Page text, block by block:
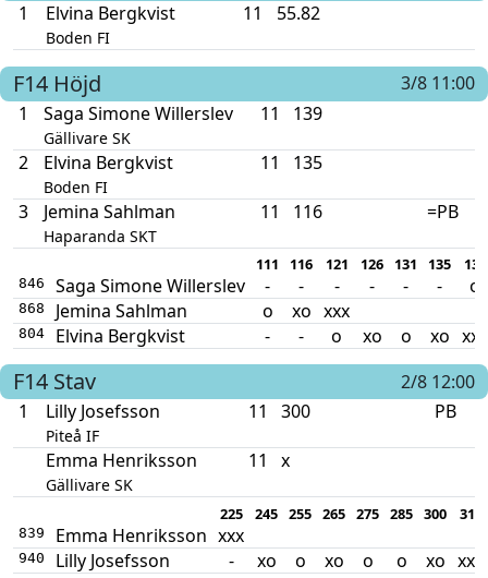
1
Elvina Bergkvist
Boden FI
11 55.82
F14 Höjd
3/8 11:00
1
Saga Simone Willerslev
Gällivare SK
11 139
2 Elvina Bergkvist
Boden FI
11 135
3 Jemina Sahlman
Haparanda SKT
11 116 =PB
111 116 121 126 131 135 139
846 Saga Simone Willerslev - - - - - - o
868 Jemina Sahlman o xo xxx
804 Elvina Bergkvist - - o xo o xo xxx
F14 Stav
2/8 12:00
1
Lilly Josefsson
Piteå IF
11 300 PB
Emma Henriksson
Gällivare SK
11 x
225 245 255 265 275 285 300 310
839 Emma Henriksson xxx
940 Lilly Josefsson - xo o xo o o xo xxx